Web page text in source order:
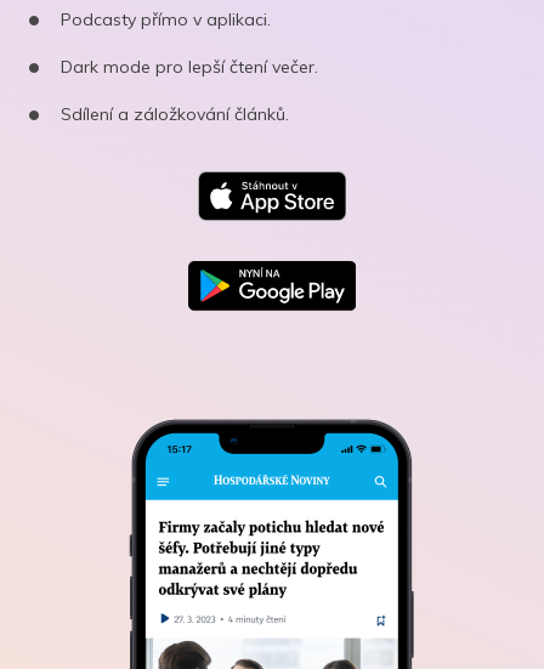
Podcasty přímo v aplikaci.
Dark mode pro lepší čtení večer.
Sdílení a záložkování článků.